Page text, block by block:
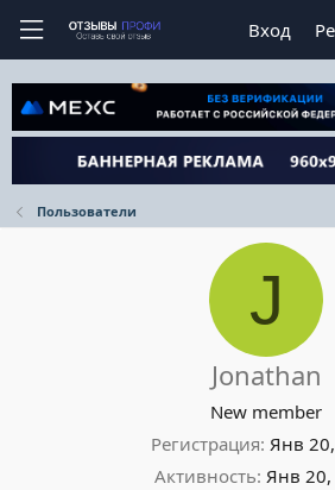
Вход
Пользователи
J
Jonathan
New member
Регистрация Янв
Активность Янв 20,